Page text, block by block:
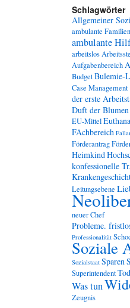
Schlagwörter
Allgemeiner
ambulante
ambulante
arbeitslos
Aufgabenbereich
BudgetBulemie-
Case Management
der erste
Duft der Blumen
EU-Mittel
FAchbereich
Förderantrag
Heimkind
konfessionelle
Leitungsebene
neuer Chef
Probleme.
Professionalität
Soziale
Sozialstaat Sparen
Superintendent
Was tun
Zeugnis